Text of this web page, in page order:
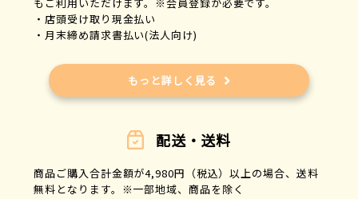
もご利用いただけます。※会員登録が必要です。
・店頭受け取り現金払い
・月末締め請求書払い(法人向け)
もっと詳しく見る
配送・送料
商品ご購入合計金額が4,980円（税込）以上の場合、送料
無料となります。※一部地域、商品を除く